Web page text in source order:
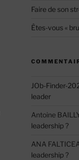
Faire de son
Êtes-vous «
JOb-Finder-
leader
Antoine
leadership ?
ANA
leadership ?